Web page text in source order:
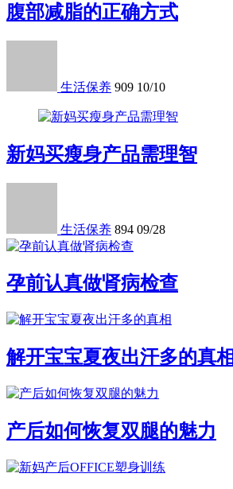
腹部减脂的正确方式
生活保养 909 10/10
新妈买瘦身产品需理智
生活保养 894 09/28
孕前认真做肾病检查
解开宝宝夏夜出汗多的真相
产后如何恢复双腿的魅力